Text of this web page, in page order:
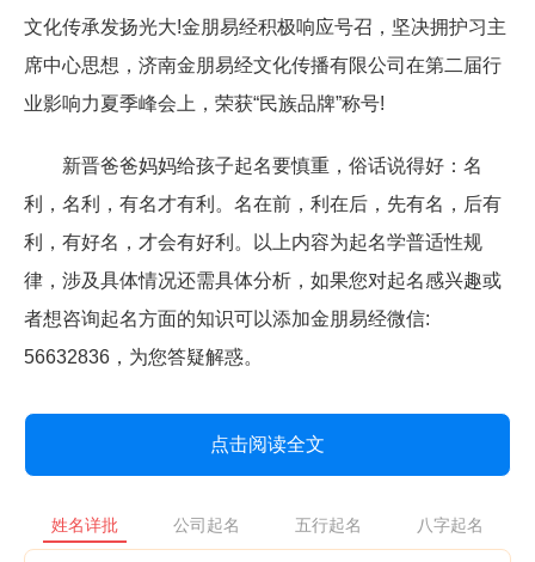
文化传承发扬光大!金朋易经积极响应号召，坚决拥护习主
席中心思想，济南金朋易经文化传播有限公司在第二届行
业影响力夏季峰会上，荣获“民族品牌”称号!
新晋爸爸妈妈给孩子起名要慎重，俗话说得好：名
利，名利，有名才有利。名在前，利在后，先有名，后有
利，有好名，才会有好利。以上内容为起名学普适性规
律，涉及具体情况还需具体分析，如果您对起名感兴趣或
者想咨询起名方面的知识可以添加金朋易经微信:
56632836，为您答疑解惑。
点击阅读全文
姓名详批 公司起名 五行起名 八字起名